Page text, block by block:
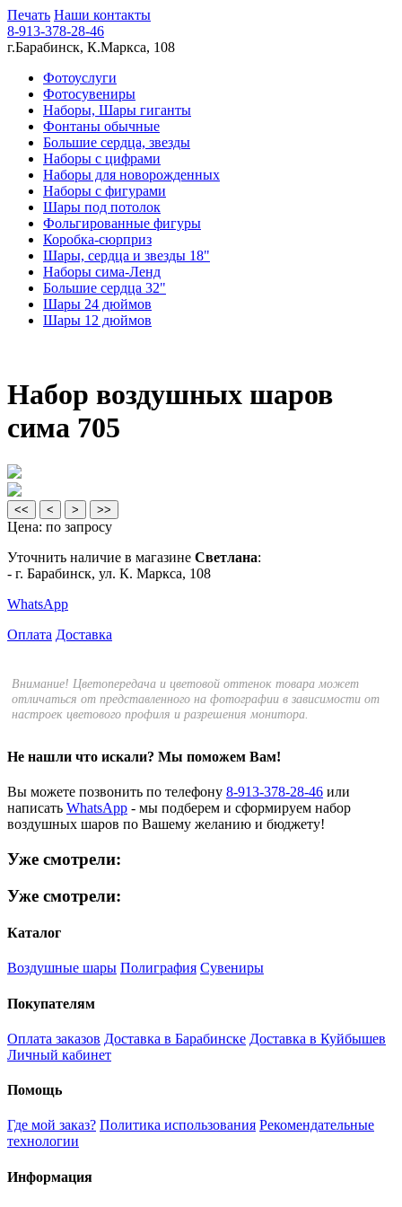
Печать Наши контакты
8-913-378-28-46
г.Барабинск, К.Маркса, 108
Фотоуслуги
Фотосувениры
Наборы, Шары гиганты
Фонтаны обычные
Большие сердца, звезды
Наборы с цифрами
Наборы для новорожденных
Наборы с фигурами
Шары под потолок
Фольгированные фигуры
Коробка-сюрприз
Шары, сердца и звезды 18"
Наборы сима-Ленд
Большие сердца 32"
Шары 24 дюймов
Шары 12 дюймов
Набор воздушных шаров
сима 705
<< < > >>
Цена: по запросу
Уточнить наличие в магазине Светлана:
- г. Барабинск, ул. К. Маркса, 108
WhatsApp
Оплата Доставка
Внимание! Цветопередача и цветовой оттенок товара может
отличаться от представленного на фотографии в зависимости от
настроек цветового профиля и разрешения монитора.
Не нашли что искали? Мы поможем Вам!
Вы можете позвонить по телефону 8-913-378-28-46 или
написать WhatsApp - мы подберем и сформируем набор
воздушных шаров по Вашему желанию и бюджету!
Уже смотрели:
Уже смотрели:
Каталог
Воздушные шары Полиграфия Сувениры
Покупателям
Оплата заказов Доставка в Барабинске Доставка в Куйбышев
Личный кабинет
Помощь
Где мой заказ? Политика использования Рекомендательные
технологии
Информация